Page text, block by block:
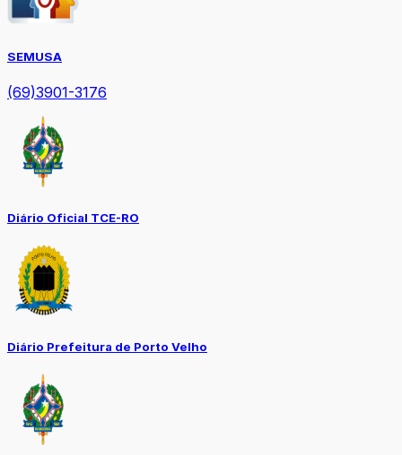
SEMUSA
(69)3901-3176
Diário Oficial TCE-RO
Diário Prefeitura de Porto Velho